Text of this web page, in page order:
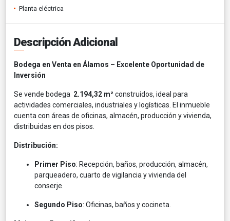
Planta eléctrica
Descripción Adicional
Bodega en Venta en Álamos – Excelente Oportunidad de
Inversión
Se vende bodega 2.194,32 m²construidos, ideal para
actividades comerciales, industriales y logísticas. El inmueble
cuenta con áreas de oficinas, almacén, producción y vivienda,
distribuidas en dos pisos.
Distribución:
Primer Piso: Recepción, baños, producción, almacén,
parqueadero, cuarto de vigilancia y vivienda del
conserje.
Segundo Piso: Oficinas, baños y cocineta.